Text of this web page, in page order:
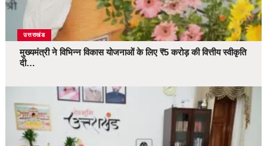
उत्तराखंड
मुख्यमंत्री ने विभिन्न विकास योजनाओं के लिए ₹5 करोड़ की वित्तीय स्वीकृति
दी…